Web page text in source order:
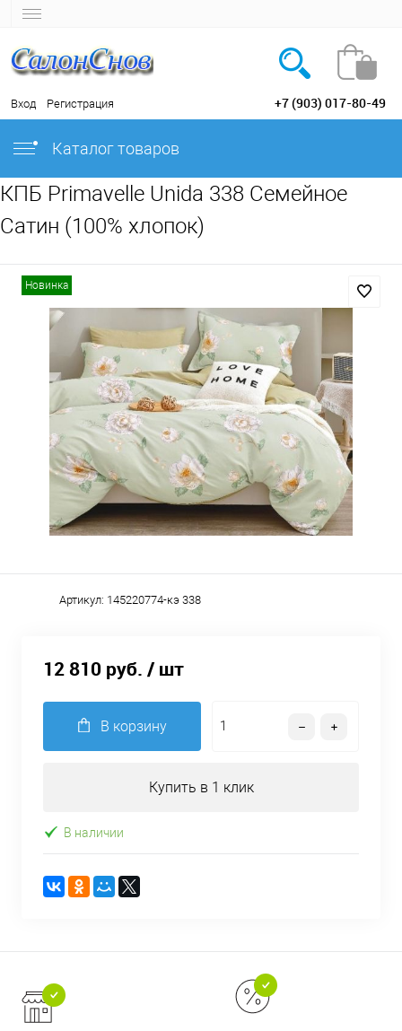
Вход Регистрация +7 (903) 017-80-49
Каталог товаров
КПБ Primavelle Unida 338 Семейное
Сатин (100% хлопок)
Новинка
Артикул: 145220774-кэ 338
12 810 руб. / шт
В корзину
Купить в 1 клик
В наличии